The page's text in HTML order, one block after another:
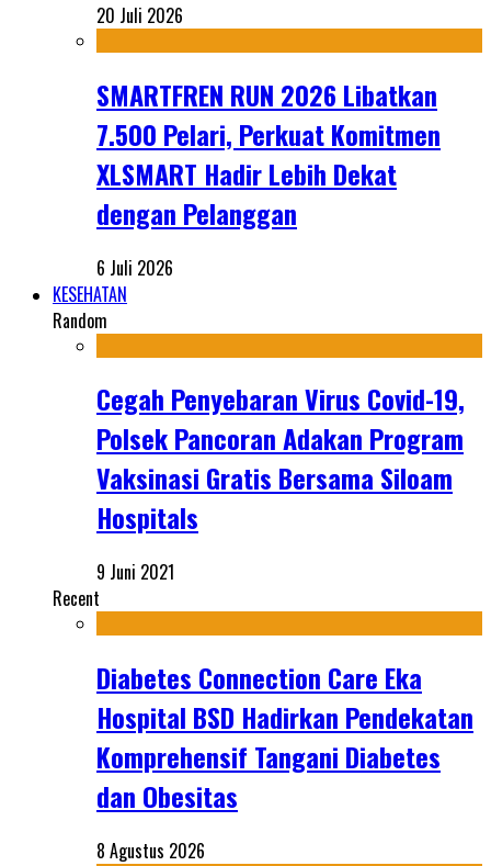
20 Juli 2026
SMARTFREN RUN 2026 Libatkan
7.500 Pelari, Perkuat Komitmen
XLSMART Hadir Lebih Dekat
dengan Pelanggan
6 Juli 2026
KESEHATAN
Random
Cegah Penyebaran Virus Covid-19,
Polsek Pancoran Adakan Program
Vaksinasi Gratis Bersama Siloam
Hospitals
9 Juni 2021
Recent
Diabetes Connection Care Eka
Hospital BSD Hadirkan Pendekatan
Komprehensif Tangani Diabetes
dan Obesitas
8 Agustus 2026